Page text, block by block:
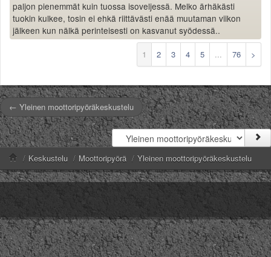
paljon pienemmät kuin tuossa isoveljessä. Melko ärhäkästi
tuokin kulkee, tosin ei ehkä riittävästi enää muutaman viikon
jälkeen kun nälkä perinteisesti on kasvanut syödessä..
1 2 3 4 5 ... 76 >
← Yleinen moottoripyöräkeskustelu
/ Keskustelu / Moottoripyörä / Yleinen moottoripyöräkeskustelu